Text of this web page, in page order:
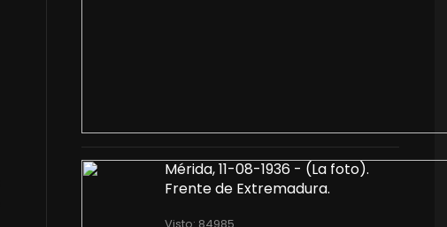
Mérida, 11-08-1936 - (La foto).
Frente de Extremadura.